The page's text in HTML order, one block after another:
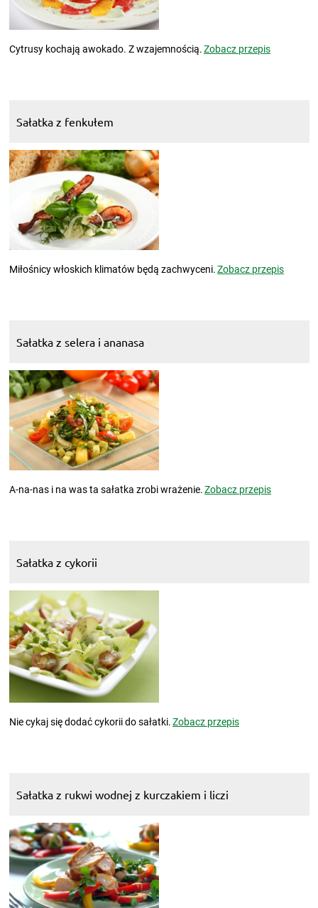
Cytrusy kochają awokado. Z wzajemnością.Zobacz przepis
Sałatka z fenkułem
Miłośnicy włoskich klimatów będą zachwyceni.Zobacz przepis
Sałatka z selera i ananasa
A-na-nas i na was ta sałatka zrobi wrażenie.Zobacz przepis
Sałatka z cykorii
Nie cykaj się dodać cykorii do sałatki.Zobacz przepis
Sałatka z rukwi wodnej z kurczakiem i liczi